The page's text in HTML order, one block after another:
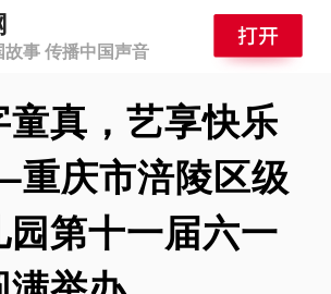
事 传播中国声音
真，艺享快乐
庆市涪陵区级
第十一届六一